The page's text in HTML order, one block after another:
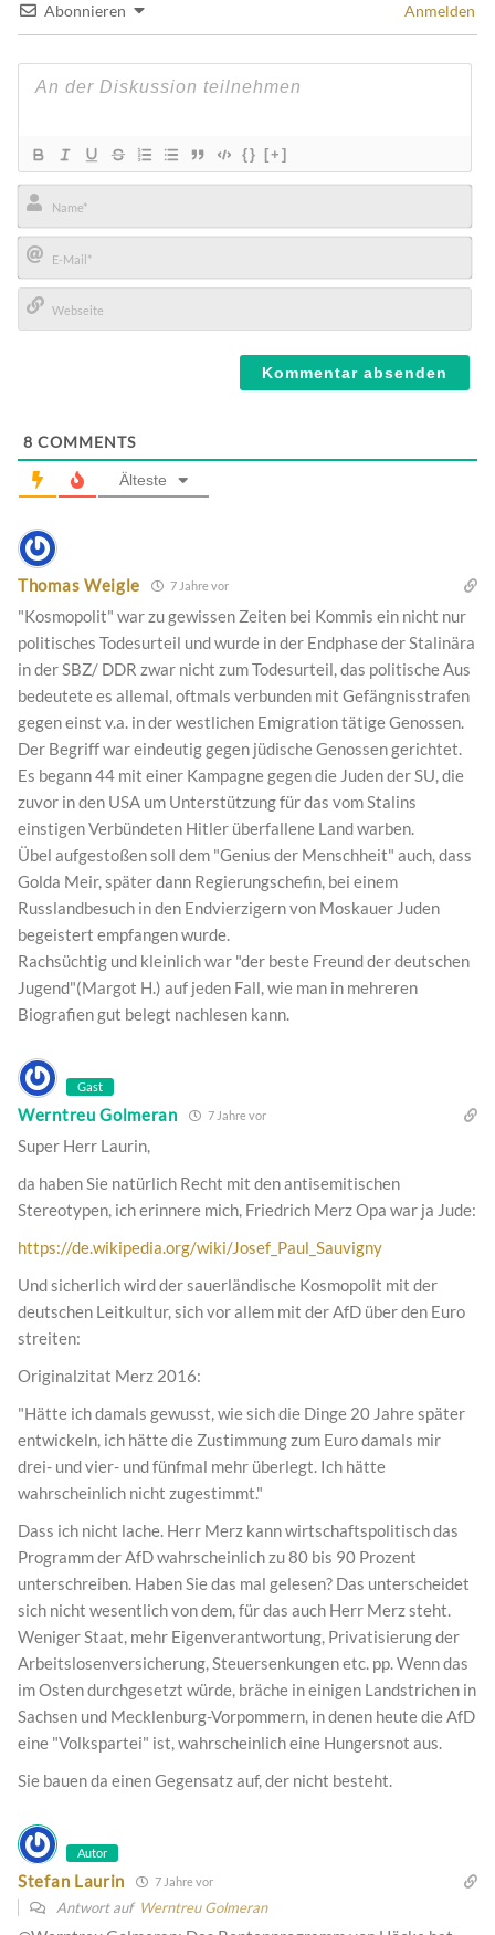
Abonnieren Anmelden
{} [+]
Name*
E-
Mail*
8 COMMENTS
Älteste
Thomas Weigle 7 Jahre vor
"Kosmopolit" war zu gewissen Zeiten bei Kommis ein nicht nur
politisches Todesurteil und wurde in der Endphase der Stalinära
in der SBZ/ DDR zwar nicht zum Todesurteil, das politische Aus
bedeutete es allemal, oftmals verbunden mit Gefängnisstrafen
gegen einst v.a. in der westlichen Emigration tätige Genossen.
Der Begriff war eindeutig gegen jüdische Genossen gerichtet.
Es begann 44 mit einer Kampagne gegen die Juden der SU, die
zuvor in den USA um Unterstützung für das vom Stalins
einstigen Verbündeten Hitler überfallene Land warben.
Übel aufgestoßen soll dem "Genius der Menschheit" auch, dass
Golda Meir, später dann Regierungschefin, bei einem
Russlandbesuch in den Endvierzigern von Moskauer Juden
begeistert empfangen wurde.
Rachsüchtig und kleinlich war "der beste Freund der deutschen
Jugend"(Margot H.) auf jeden Fall, wie man in mehreren
Biografien gut belegt nachlesen kann.
Gast
Werntreu Golmeran 7 Jahre vor
Super Herr Laurin,
da haben Sie natürlich Recht mit den antisemitischen
Stereotypen, ich erinnere mich, Friedrich Merz Opa war ja Jude:
https://de.wikipedia.org/wiki/Josef_Paul_Sauvigny
Und sicherlich wird der sauerländische Kosmopolit mit der
deutschen Leitkultur, sich vor allem mit der AfD über den Euro
streiten:
Originalzitat Merz 2016:
"Hätte ich damals gewusst, wie sich die Dinge 20 Jahre später
entwickeln, ich hätte die Zustimmung zum Euro damals mir
drei- und vier- und fünfmal mehr überlegt. Ich hätte
wahrscheinlich nicht zugestimmt."
Dass ich nicht lache. Herr Merz kann wirtschaftspolitisch das
Programm der AfD wahrscheinlich zu 80 bis 90 Prozent
unterschreiben. Haben Sie das mal gelesen? Das unterscheidet
sich nicht wesentlich von dem, für das auch Herr Merz steht.
Weniger Staat, mehr Eigenverantwortung, Privatisierung der
Arbeitslosenversicherung, Steuersenkungen etc. pp. Wenn das
im Osten durchgesetzt würde, bräche in einigen Landstrichen in
Sachsen und Mecklenburg-Vorpommern, in denen heute die AfD
eine "Volkspartei" ist, wahrscheinlich eine Hungersnot aus.
Sie bauen da einen Gegensatz auf, der nicht besteht.
Autor
Stefan Laurin 7 Jahre vor
Antwort auf Werntreu Golmeran